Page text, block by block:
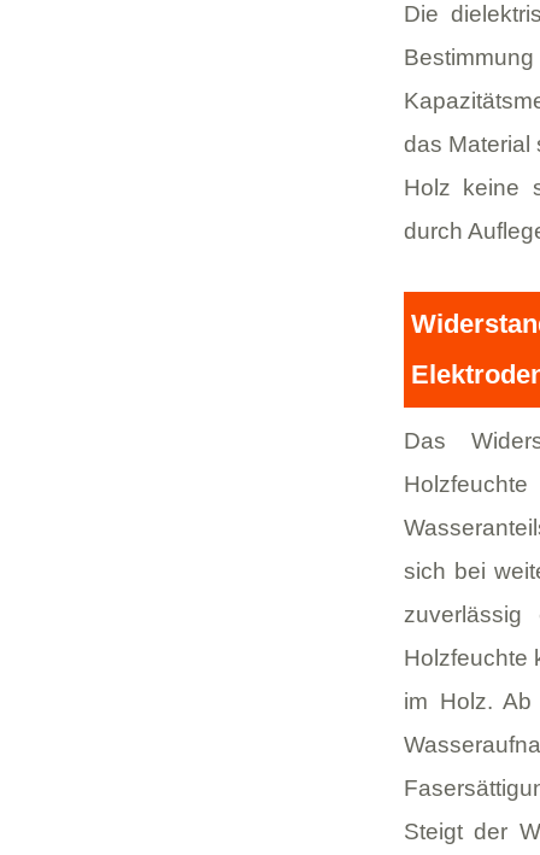
Die
das Material
Holz keine
durch
Das
sich bei
Holzfeuchte
im Holz.
Steigt der